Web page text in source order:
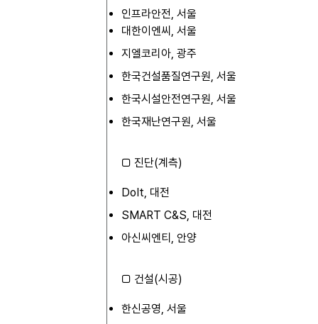
인프라안전, 서울
대한이엔씨, 서울
지엘코리아, 광주
한국건설품질연구원, 서울
한국시설안전연구원, 서울
한국재난연구원, 서울
□ 진단(계측)
DoIt, 대전
SMART C&S, 대전
아신씨엔티, 안양
□ 건설(시공)
한신공영, 서울